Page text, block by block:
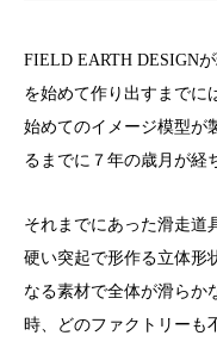
FIELD EARTH DESIGN
を始めて作り出すまでに
始めてのイメージ模型が
るまでに７年の歳月が経
それまでにあった滑走道
硬い突起で形作る立体形
なる素材で全体が滑らか
時、どのファクトリーも